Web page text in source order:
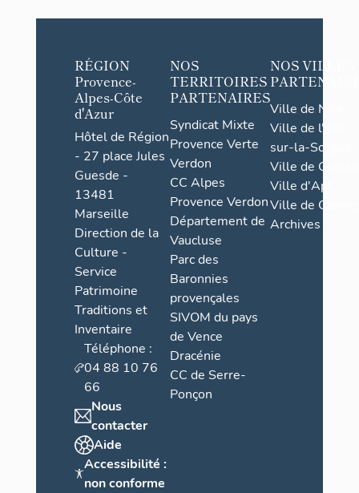
RÉGION
Provence-
Alpes-Côte
d'Azur
Hôtel de Région
- 27 place Jules
Guesde -
13481
Marseille
Direction de la
Culture -
Service
Patrimoine
Traditions et
Inventaire
Téléphone :
04 88 10 76
66
Nous
contacter
Aide
Accessibilité :
non conforme
NOS
TERRITOIRES
PARTENAIRES
Syndicat Mixte
Provence Verte
Verdon
CC Alpes
Provence Verdon
Département de
Vaucluse
Parc des
Baronnies
provençales
SIVOM du pays
de Vence
Dracénie
CC de Serre-
Ponçon
NOS VILLES
Ville de Nice
Ville de l'Isle-
sur-la-Sorgue
Ville de Grasse
Ville d'Apt
Ville de
Archives